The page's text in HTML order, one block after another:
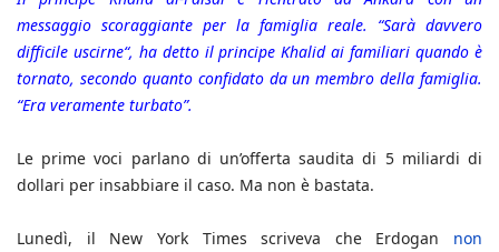
messaggio scoraggiante per la famiglia reale. “Sarà davvero
difficile uscirne“, ha detto il principe Khalid ai familiari quando è
tornato, secondo quanto confidato da un membro della famiglia.
“Era veramente turbato”.
Le prime voci parlano di un’offerta saudita di 5 miliardi di
dollari per insabbiare il caso. Ma non è bastata.
Lunedì, il New York Times scriveva che Erdogan non